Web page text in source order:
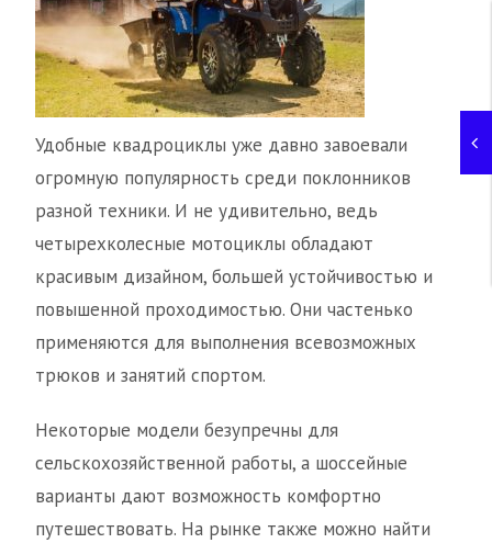
Удобные квадроциклы уже давно завоевали
огромную популярность среди поклонников
разной техники. И не удивительно, ведь
четырехколесные мотоциклы обладают
красивым дизайном, большей устойчивостью и
повышенной проходимостью. Они частенько
применяются для выполнения всевозможных
трюков и занятий спортом.
Некоторые модели безупречны для
сельскохозяйственной работы, а шоссейные
варианты дают возможность комфортно
путешествовать. На рынке также можно найти